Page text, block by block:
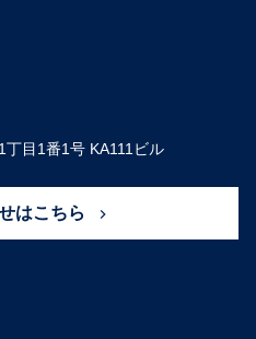
目1番1号 KA111ビル
はこちら